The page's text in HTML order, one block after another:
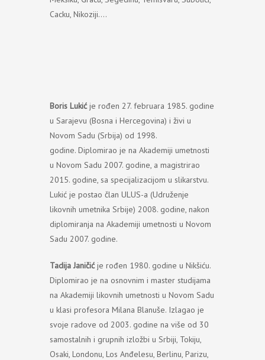
Cacku, Nikoziji….
Boris Lukićje rođen 27. februara 1985. godine
u Sarajevu (Bosna i Hercegovina) i živi u
Novom Sadu (Srbija) od 1998.
godine. Diplomirao je na Akademiji umetnosti
u Novom Sadu 2007. godine, a magistrirao
2015. godine, sa specijalizacijom u slikarstvu.
Lukić je postao član ULUS-a (Udruženje
likovnih umetnika Srbije) 2008. godine, nakon
diplomiranja na Akademiji umetnosti u Novom
Sadu 2007. godine.
Tadija Janičićje rođen 1980. godine u Nikšiću.
Diplomirao je na osnovnim i master studijama
na Akademiji likovnih umetnosti u Novom Sadu
u klasi profesora Milana Blanuše. Izlagao je
svoje radove od 2003. godine na više od 30
samostalnih i grupnih izložbi u Srbiji, Tokiju,
Osaki, Londonu, Los Anđelesu, Berlinu, Parizu,